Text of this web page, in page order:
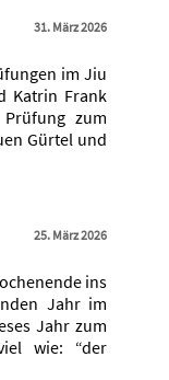
31. März 2026
im Jiu
Katrin Frank
zum
Gürtel und
25. März 2026
ins
Jahr im
Jahr zum
wie: “der